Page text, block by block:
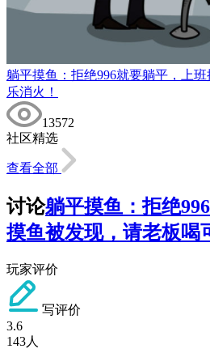
躺平摸鱼：拒绝996就要躺平，上
乐消火！
13572
社区精选
查看全部
讨论躺平摸鱼：拒绝
摸鱼被发现，请老板喝
玩家评价
写评价
3.6
143人